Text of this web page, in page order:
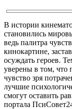
В истории
становились
ведь палитра
кинокартине,
осуждать героев.
уверены в том, что
чувство зря
лучшие
смогут оставить
портала